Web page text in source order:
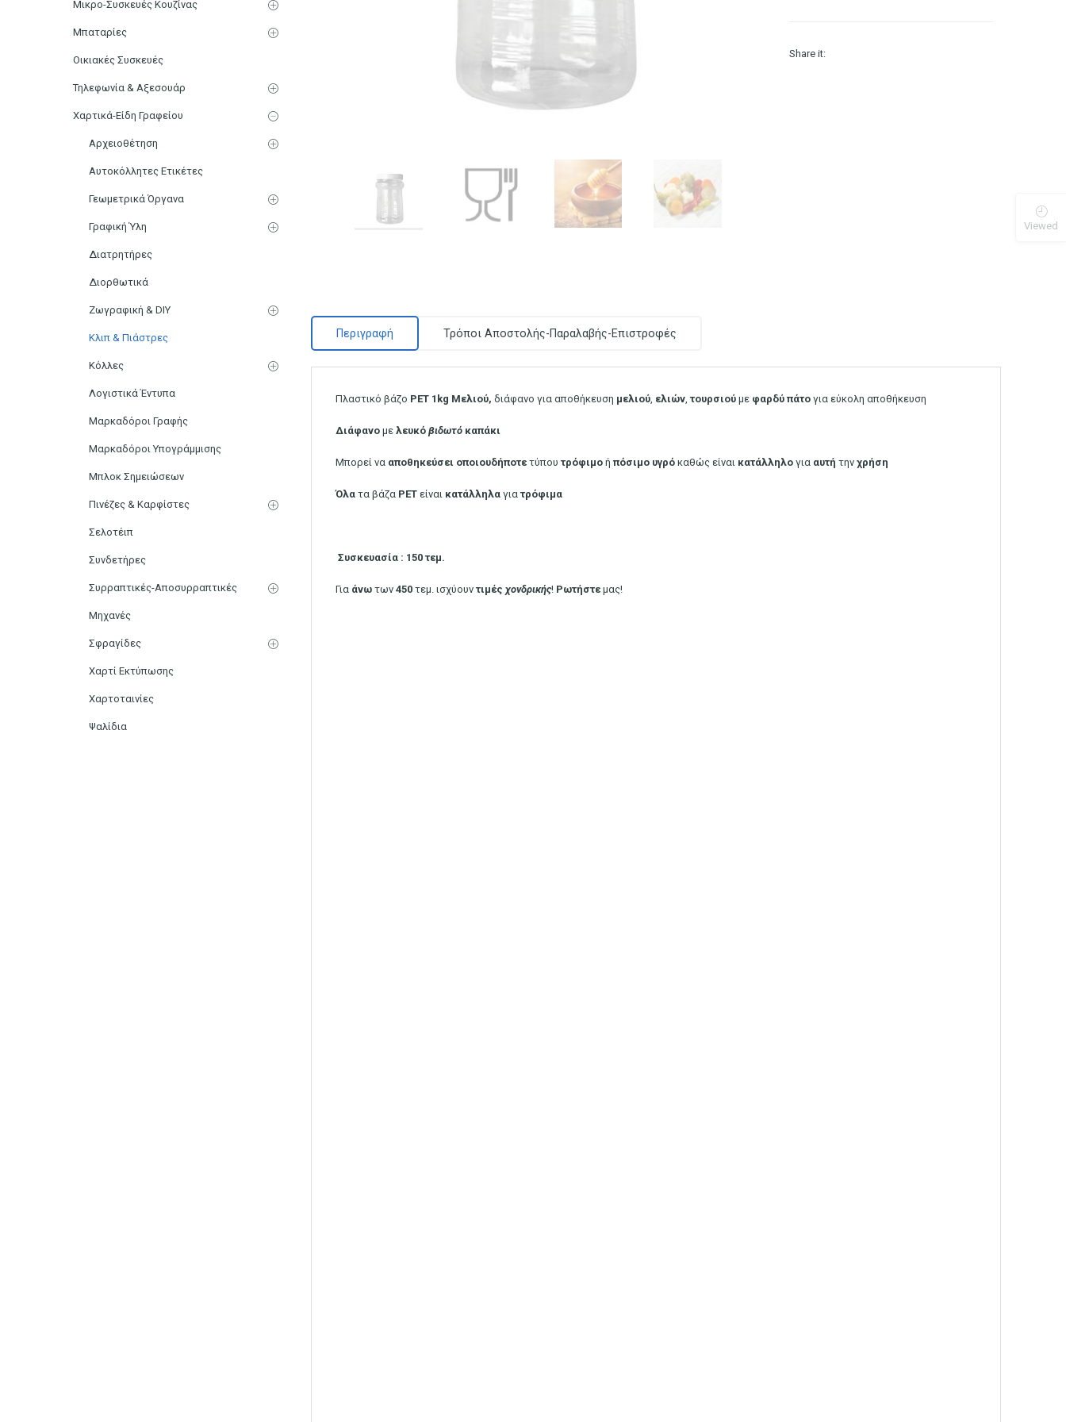
Share it:
Περιγραφή Τρόποι Αποστολής-Παραλαβής-Επιστροφές
Πλαστικό βάζο PET 1kg Μελιού, διάφανο για αποθήκευση μελιού, ελιών, τουρσιού με φαρδύ πάτο για εύκολη αποθήκευση
Διάφανο με λευκό βιδωτό καπάκι
Μπορεί να αποθηκεύσει οποιουδήποτε τύπου τρόφιμο ήπόσιμο υγρό καθώς είναι κατάλληλο για αυτή την χρήση
Όλα τα βάζα PET είναι κατάλληλα για τρόφιμα
Συσκευασία : 150 τεμ.
Για άνω των 450 τεμ. ισχύουν τιμές χονδρικής! Ρωτήστε μας!
Μικρο-Συσκευές Κουζίνας
Μπαταρίες
Οικιακές Συσκευές
Τηλεφωνία & Αξεσουάρ
Χαρτικά-Είδη Γραφείου
Αρχειοθέτηση
Αυτοκόλλητες Ετικέτες
Γεωμετρικά Όργανα
Γραφική Ύλη
Διατρητήρες
Διορθωτικά
Ζωγραφική & DIY
Κλιπ & Πιάστρες
Κόλλες
Λογιστικά Έντυπα
Μαρκαδόροι Γραφής
Μαρκαδόροι Υπογράμμισης
Μπλοκ Σημειώσεων
Πινέζες & Καρφίστες
Σελοτέιπ
Συνδετήρες
Συρραπτικές-Αποσυρραπτικές
Μηχανές
Σφραγίδες
Χαρτί Εκτύπωσης
Χαρτοταινίες
Ψαλίδια
Viewed